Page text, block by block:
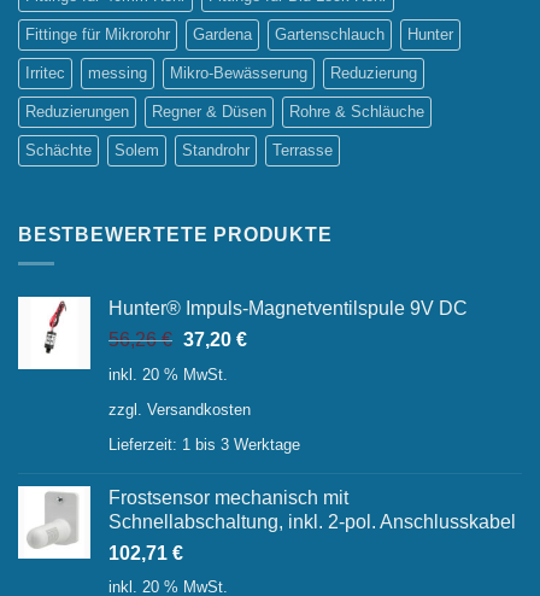
Fittinge für Mikrorohr Gardena Gartenschlauch Hunter
Irritec messing Mikro-Bewässerung Reduzierung
Reduzierungen Regner & Düsen Rohre & Schläuche
Schächte Solem Standrohr Terrasse
BESTBEWERTETE PRODUKTE
Hunter® Impuls-Magnetventilspule 9V DC
56,26€ Ursprünglicher
Preis
56,26 €
37,20 €Aktueller
37,20 €.
inkl. 20 % MwSt.
zzgl. Versandkosten
Lieferzeit: 1 bis 3 Werktage
Frostsensor mechanisch mit
Schnellabschaltung, inkl. 2-pol. Anschlusskabel
102,71 €
inkl. 20 % MwSt.